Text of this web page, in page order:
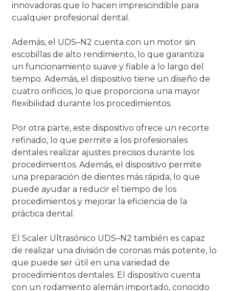
innovadoras que lo hacen imprescindible para
cualquier profesional dental.
Además, el UDS–N2 cuenta con un motor sin
escobillas de alto rendimiento, lo que garantiza
un funcionamiento suave y fiable a lo largo del
tiempo. Además, el dispositivo tiene un diseño de
cuatro orificios, lo que proporciona una mayor
flexibilidad durante los procedimientos.
Por otra parte, este dispositivo ofrece un recorte
refinado, lo que permite a los profesionales
dentales realizar ajustes precisos durante los
procedimientos. Además, el dispositivo permite
una preparación de dientes más rápida, lo que
puede ayudar a reducir el tiempo de los
procedimientos y mejorar la eficiencia de la
práctica dental.
El Scaler Ultrasónico UDS–N2 también es capaz
de realizar una división de coronas más potente, lo
que puede ser útil en una variedad de
procedimientos dentales. El dispositivo cuenta
con un rodamiento alemán importado, conocido